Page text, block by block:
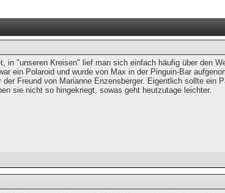
in "unseren Kreisen" lief man sich einfach häufig über den
ein Polaroid und wurde von Max in der Pinguin-Bar
Freund von Marianne Enzensberger. Eigentlich sollte ein
sie nicht so hingekriegt, sowas geht heutzutage leichter.